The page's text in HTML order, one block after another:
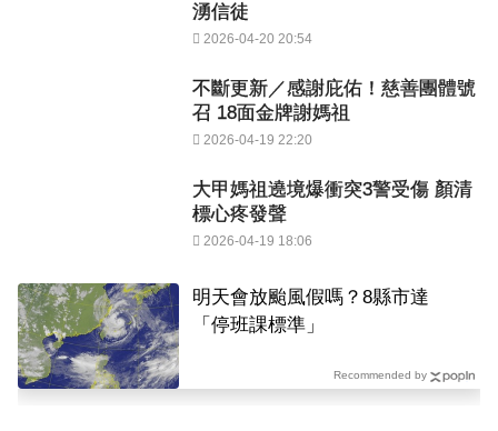
湧信徒
2026-04-20 20:54
不斷更新／感謝庇佑！慈善團體號
召 18面金牌謝媽祖
2026-04-19 22:20
大甲媽祖遶境爆衝突3警受傷 顏清
標心疼發聲
2026-04-19 18:06
明天會放颱風假嗎？8縣市達
「停班課標準」
Recommended by